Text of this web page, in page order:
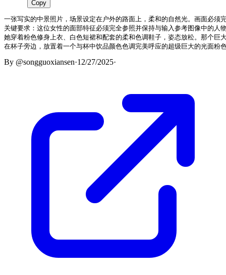
Copy
一张写实的中景照片，场景设定在户外的路面上，柔和的自然光。画面必
关键要求：这位女性的面部特征必须完全参照并保持与输入参考图像中的人
她穿着粉色修身上衣、白色短裙和配套的柔和色调鞋子，姿态放松。那个
在杯子旁边，放置着一个与杯中饮品颜色色调完美呼应的超级巨大的光面
By @songguoxiansen·12/27/2025·